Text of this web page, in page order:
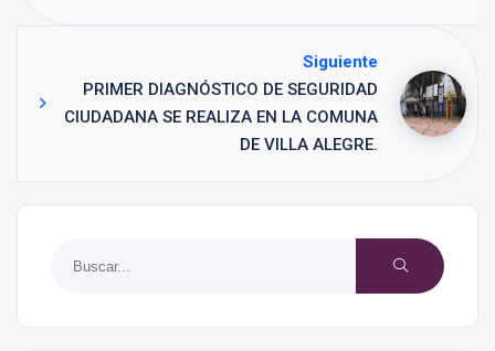
Siguiente
PRIMER DIAGNÓSTICO DE SEGURIDAD
CIUDADANA SE REALIZA EN LA COMUNA
DE VILLA ALEGRE.